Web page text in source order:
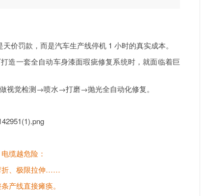
罚款，而是汽车生产线停机 1 小时的真实成本。
一套全自动车身漆面瑕疵修复系统时，就面临着巨
视觉检测→喷水→打磨→抛光全自动化修复。
缆越危险：
、极限拉伸……
线直接瘫痪。